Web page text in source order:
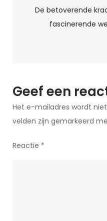
waarom
te
genieten
van
de
simpele
De betoverende
fascinerende
Geef een
Het e-mailadres wordt
velden zijn gemarkeerd
Reactie *